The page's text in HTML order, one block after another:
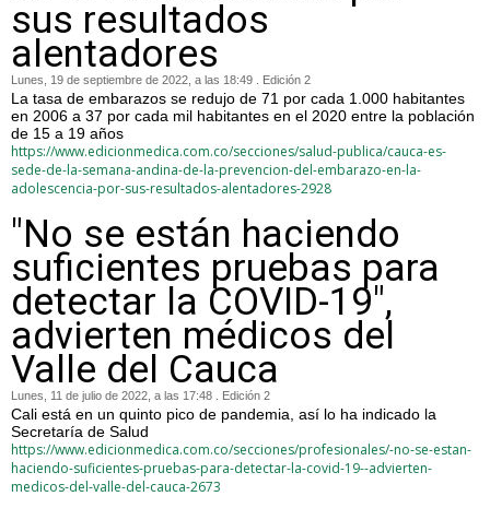
sus resultados
alentadores
Lunes, 19 de septiembre de 2022, a las 18:49 . Edición 2
La tasa de embarazos se redujo de 71 por cada 1.000 habitantes
en 2006 a 37 por cada mil habitantes en el 2020 entre la población
de 15 a 19 años
https://www.edicionmedica.com.co/secciones/salud-publica/cauca-es-
sede-de-la-semana-andina-de-la-prevencion-del-embarazo-en-la-
adolescencia-por-sus-resultados-alentadores-2928
"No se están haciendo
suficientes pruebas para
detectar la COVID-19",
advierten médicos del
Valle del Cauca
Lunes, 11 de julio de 2022, a las 17:48 . Edición 2
Cali está en un quinto pico de pandemia, así lo ha indicado la
Secretaría de Salud
https://www.edicionmedica.com.co/secciones/profesionales/-no-se-estan-
haciendo-suficientes-pruebas-para-detectar-la-covid-19--advierten-
medicos-del-valle-del-cauca-2673